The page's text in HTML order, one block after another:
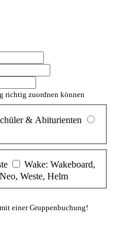
richtig zuordnen können
& Abiturienten
Wake: Wakeboard,
Weste, Helm
einer Gruppenbuchung!